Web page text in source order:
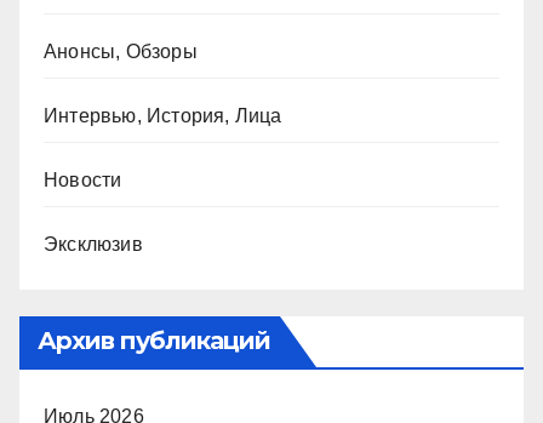
Анонсы, Обзоры
Интервью, История, Лица
Новости
Эксклюзив
Архив публикаций
Июль 2026